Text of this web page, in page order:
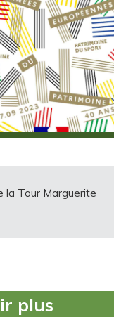
la Tour Marguerite
plus